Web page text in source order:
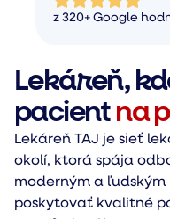
z 320+ Google
Lekáreň,
pacient na
Lekáreň TAJ je sieť
okolí, ktorá spája
moderným a ľudským
poskytovať kvalitné